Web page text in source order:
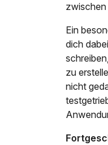
Ein
dich
zu
nicht